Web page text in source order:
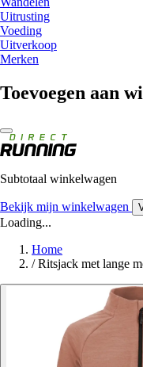
Uitrusting
Voeding
Uitverkoop
Merken
Toevoegen aan
Subtotaal winkelwagen
Bekijk mijn winkelwagen
Loading...
Home
/ Ritsjack met lange